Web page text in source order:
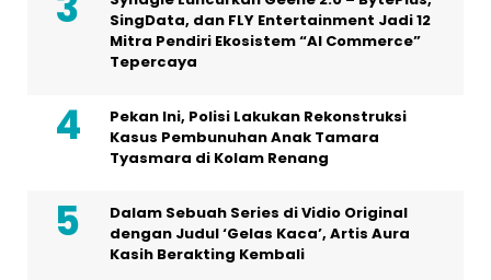
Menuju Era Jaringan 2030: WBBA
Luncurkan AI-Net, Sertifikasi Komunikasi
Data Berstandar Global
Bogor - Indonesia
editorhellogroup@gmail.com
+628557777888